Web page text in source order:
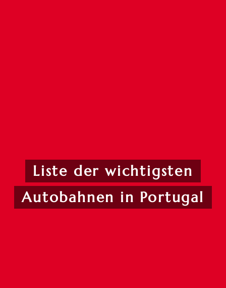
Liste der wichtigsten
Autobahnen in Portugal